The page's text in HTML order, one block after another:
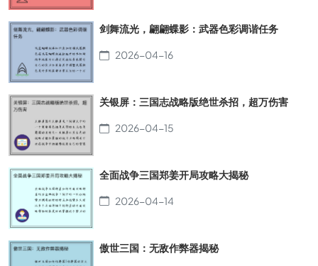
剑舞流光，翩翩蝶影：武器色彩调谐任务
2026-04-16
关银屏：三国志战略版绝世杀招，超万伤害
2026-04-15
全面战争三国郑姜开局攻略大揭秘
2026-04-14
傲世三国：无敌作弊器揭秘